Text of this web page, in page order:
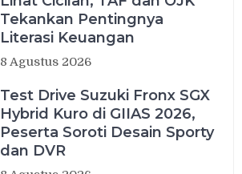
Tekankan Pentingnya
Literasi Keuangan
8 Agustus 2026
Test Drive Suzuki Fronx SGX
Hybrid Kuro di GIIAS 2026,
Peserta Soroti Desain Sporty
dan DVR